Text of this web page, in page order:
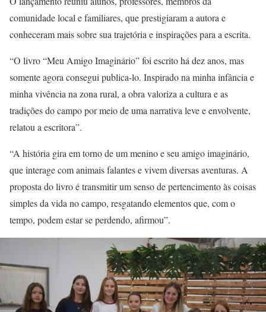
comunidade local e familiares, que prestigiaram a autora e
conheceram mais sobre sua trajetória e inspirações para a escrita.
“O livro “Meu Amigo Imaginário” foi escrito há dez anos, mas
somente agora consegui publica-lo. Inspirado na minha infância e
minha vivência na zona rural, a obra valoriza a cultura e as
tradições do campo por meio de uma narrativa leve e envolvente,
relatou a escritora”.
“A história gira em torno de um menino e seu amigo imaginário,
que interage com animais falantes e vivem diversas aventuras. A
proposta do livro é transmitir um senso de pertencimento às coisas
simples da vida no campo, resgatando elementos que, com o
tempo, podem estar se perdendo, afirmou”.